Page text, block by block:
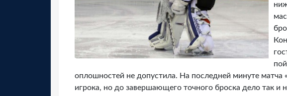
оплошностей не допустила. На последней минуте матча
игрока, но до завершающего точного броска дело так и